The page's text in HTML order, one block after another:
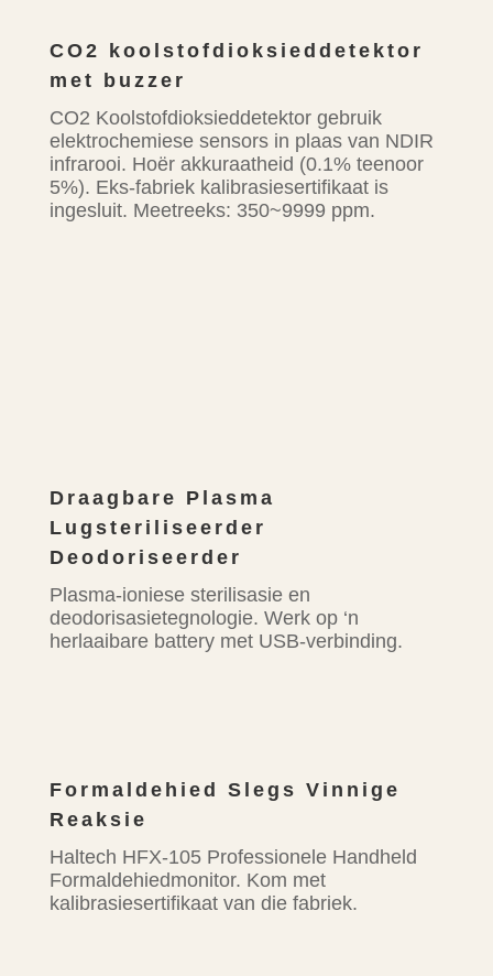
CO2 koolstofdioksieddetektor
met buzzer
CO2 Koolstofdioksieddetektor gebruik
elektrochemiese sensors in plaas van NDIR
infrarooi. Hoër akkuraatheid (0.1% teenoor
5%). Eks-fabriek kalibrasiesertifikaat is
ingesluit. Meetreeks: 350~9999 ppm.
Draagbare Plasma
Lugsteriliseerder
Deodoriseerder
Plasma-ioniese sterilisasie en
deodorisasietegnologie. Werk op ‘n
herlaaibare battery met USB-verbinding.
Formaldehied Slegs Vinnige
Reaksie
Haltech HFX-105 Professionele Handheld
Formaldehiedmonitor. Kom met
kalibrasiesertifikaat van die fabriek.